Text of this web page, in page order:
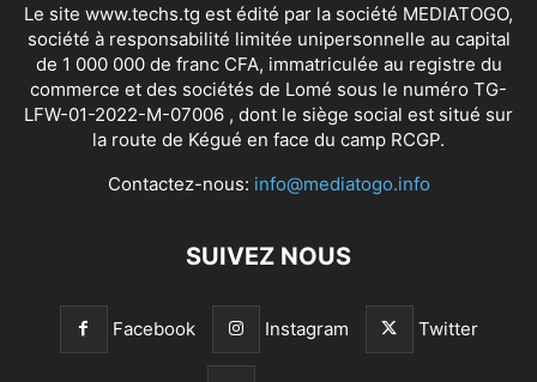
Le site www.techs.tg est édité par la société MEDIATOGO,
société à responsabilité limitée unipersonnelle au capital
de 1 000 000 de franc CFA, immatriculée au registre du
commerce et des sociétés de Lomé sous le numéro TG-
LFW-01-2022-M-07006 , dont le siège social est situé sur
la route de Kégué en face du camp RCGP.
Contactez-nous: info@mediatogo.info
SUIVEZ NOUS
Facebook Instagram Twitter